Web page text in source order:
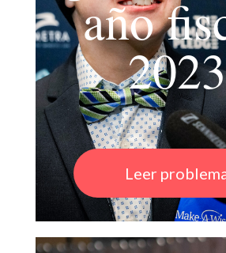
año
2023
Leer